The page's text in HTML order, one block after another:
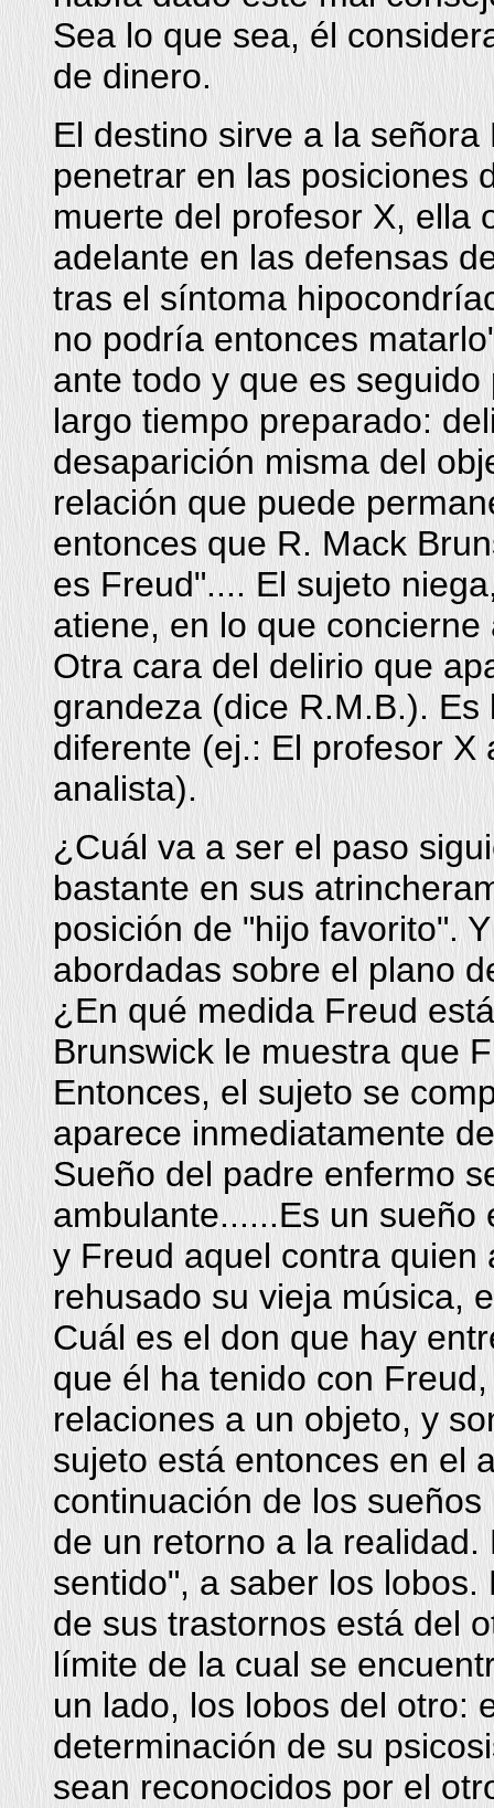
Sea lo que sea, él
de dinero.
El destino sirve a la
penetrar en las posiciones
muerte del profesor X, ella
adelante en las defensas
tras el síntoma
no podría entonces
ante todo y que es
largo tiempo preparado:
desaparición misma del
relación que puede
entonces que R. Mack
es Freud".... El sujeto
atiene, en lo que
Otra cara del delirio que
grandeza (dice R.M.B.).
diferente (ej.: El profesor
analista).
¿Cuál va a ser el paso
bastante en sus
posición de "hijo favorito".
abordadas sobre el plano
¿En qué medida Freud
Brunswick le muestra que
Entonces, el sujeto se
aparece inmediatamente
Sueño del padre enfermo
ambulante......Es un
y Freud aquel contra
rehusado su vieja música,
Cuál es el don que hay
que él ha tenido con
relaciones a un objeto, y
sujeto está entonces en el
continuación de los
de un retorno a la
sentido", a saber los
de sus trastornos está del
límite de la cual se
un lado, los lobos del otro:
determinación de su
sean reconocidos por el